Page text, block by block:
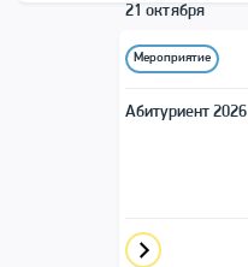
21 октября
Мероприятие
Абитуриент 2026